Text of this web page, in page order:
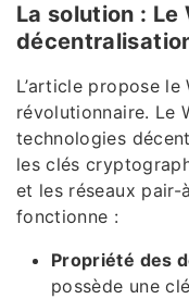
La solution : Le
L’article propose
révolutionnaire. Le
technologies
les clés
et les réseaux pair-
fonctionne :
Propriété des
possède une